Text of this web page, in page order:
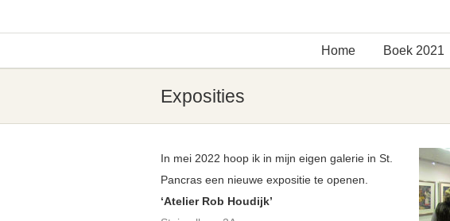
Home Boek 2021
Exposities
In mei 2022 hoop ik in mijn eigen galerie in St.
Pancras een nieuwe expositie te openen.
‘Atelier Rob Houdijk’